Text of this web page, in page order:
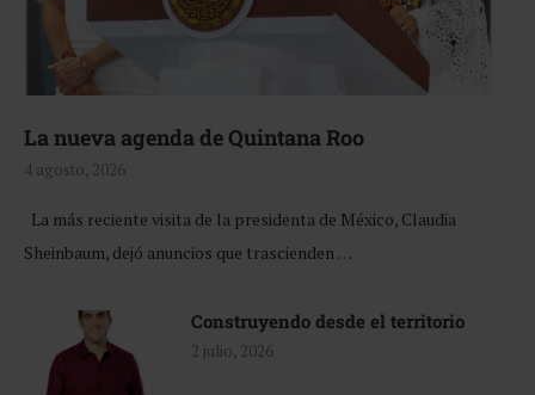
La nueva agenda de Quintana Roo
4 agosto, 2026
La más reciente visita de la presidenta de México, Claudia
Sheinbaum, dejó anuncios que trascienden …
Construyendo desde el territorio
2 julio, 2026